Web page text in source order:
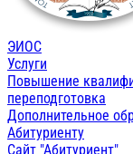
ЭИОС
Услуги
Повышение
переподготовка
Дополнительное
Абитуриенту
Сайт "Абитуриент"